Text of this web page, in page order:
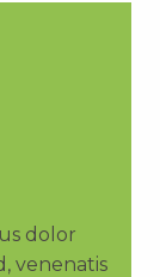
dolor
venenatis